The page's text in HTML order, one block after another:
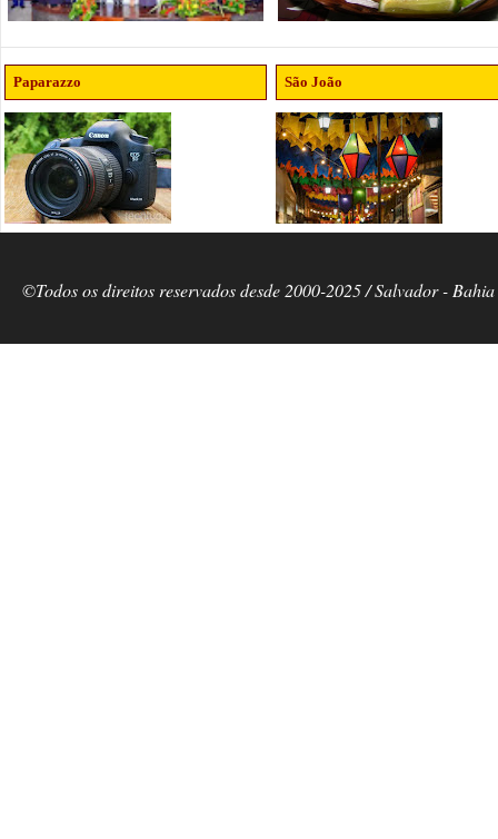
Paparazzo São João
©Todos os direitos reservados desde 2000-2025 / Salvador -